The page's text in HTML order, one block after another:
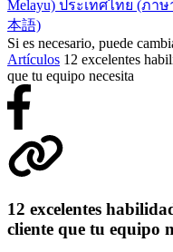
Melayu) ประเทศไทย (ภาษ
本語)
Si es necesario, puede
Artículos 12 excelentes
que tu equipo necesita
12 excelentes
cliente que tu equipo